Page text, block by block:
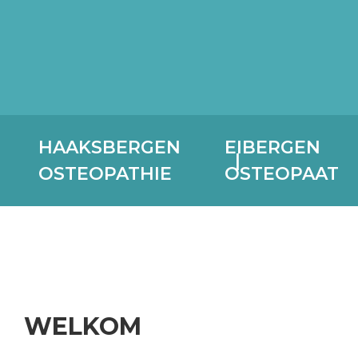
HAAKSBERGEN
OSTEOPATHIE
EIBERGEN
OSTEOPAAT
WELKOM